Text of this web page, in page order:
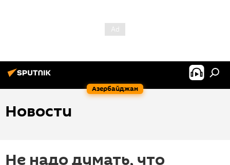
Азербайджан
Новости
Не надо думать, что